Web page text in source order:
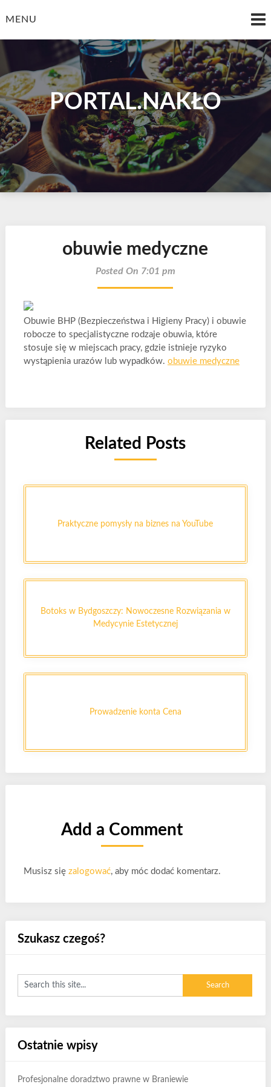
toMENU
PORTAL.NAKŁO
obuwie medyczne
Posted On 7:01 pm
Obuwie BHP (Bezpieczeństwa i Higieny Pracy) i obuwie
robocze to specjalistyczne rodzaje obuwia, które
stosuje się w miejscach pracy, gdzie istnieje ryzyko
wystąpienia urazów lub wypadków. obuwie medyczne
Related Posts
Praktyczne pomysły na biznes na YouTube
Botoks w Bydgoszczy: Nowoczesne Rozwiązania w
Medycynie Estetycznej
Prowadzenie konta Cena
Add a Comment
Musisz się zalogować, aby móc dodać komentarz.
Szukasz czegoś?
Ostatnie wpisy
Profesjonalne doradztwo prawne w Braniewie